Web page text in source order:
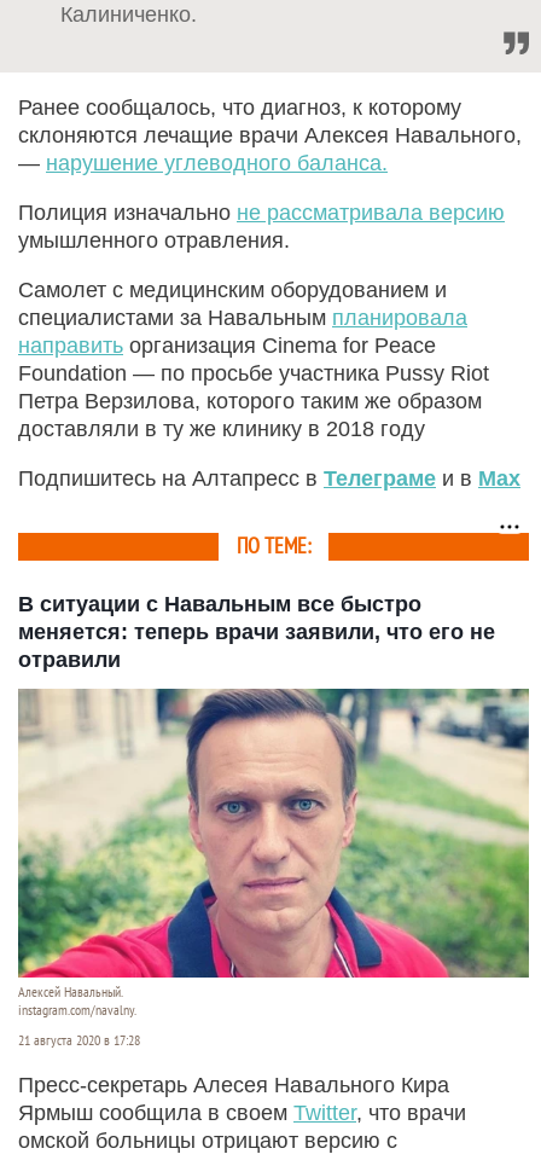
Калиниченко.
Ранее сообщалось, что диагноз, к которому
склоняются лечащие врачи Алексея Навального,
— нарушение углеводного баланса.
Полиция изначально не рассматривала версию
умышленного отравления.
Самолет с медицинским оборудованием и
специалистами за Навальным планировала
направить организация Cinema for Peace
Foundation — по просьбе участника Pussy Riot
Петра Верзилова, которого таким же образом
доставляли в ту же клинику в 2018 году
Подпишитесь на Алтапресс в Телеграме и в Max
ПО ТЕМЕ:
В ситуации с Навальным все быстро
меняется: теперь врачи заявили, что его не
отравили
Алексей Навальный.
instagram.com/navalny.
21 августа 2020 в 17:28
Пресс-секретарь Алесея Навального Кира
Ярмыш сообщила в своем Twitter, что врачи
омской больницы отрицают версию с